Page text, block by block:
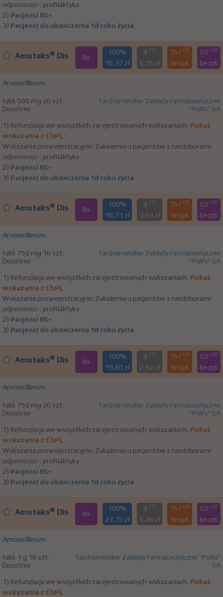
odporności - profilaktyka
2) Pacjenci 65+
3) Pacjenci do ukończenia 18 roku życia
Amotaks® Dis Rx
100%
16,37 zł
R (1)
5,75 zł
75+ (2)
bezpł.
DZ (3)
bezpł.
Amoxicillinum
tabl. 500 mg 20 szt.
Doustnie
Tarchomińskie Zakłady Farmaceutyczne
"Polfa" SA
1) Refundacja we wszystkich zarejestrowanych wskazaniach. Pokaż
wskazania z ChPL
Wskazania pozarejestracyjne: Zakażenia u pacjentów z niedoborami
odporności - profilaktyka
2) Pacjenci 65+
3) Pacjenci do ukończenia 18 roku życia
Amotaks® Dis Rx
100%
16,71 zł
R (1)
3,69 zł
75+ (2)
bezpł.
DZ (3)
bezpł.
Amoxicillinum
tabl. 750 mg 16 szt.
Doustnie
Tarchomińskie Zakłady Farmaceutyczne
"Polfa" SA
1) Refundacja we wszystkich zarejestrowanych wskazaniach. Pokaż
wskazania z ChPL
Wskazania pozarejestracyjne: Zakażenia u pacjentów z niedoborami
odporności - profilaktyka
2) Pacjenci 65+
3) Pacjenci do ukończenia 18 roku życia
Amotaks® Dis Rx
100%
19,80 zł
R (1)
2,92 zł
75+ (2)
bezpł.
DZ (3)
bezpł.
Amoxicillinum
tabl. 750 mg 20 szt.
Doustnie
Tarchomińskie Zakłady Farmaceutyczne
"Polfa" SA
1) Refundacja we wszystkich zarejestrowanych wskazaniach. Pokaż
wskazania z ChPL
Wskazania pozarejestracyjne: Zakażenia u pacjentów z niedoborami
odporności - profilaktyka
2) Pacjenci 65+
3) Pacjenci do ukończenia 18 roku życia
Amotaks® Dis Rx
100%
23,75 zł
R (1)
5,28 zł
75+ (2)
bezpł.
DZ (3)
bezpł.
Amoxicillinum
tabl. 1 g 16 szt.
Doustnie
Tarchomińskie Zakłady Farmaceutyczne "Polfa"
SA
1) Refundacja we wszystkich zarejestrowanych wskazaniach. Pokaż
wskazania z ChPL